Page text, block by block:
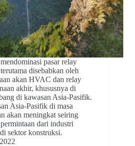
pasar relay
disebabkan oleh
akan HVAC dan relay
akhir, khususnya di
di kawasan Asia-Pasifik.
Asia-Pasifik di masa
akan meningkat seiring
dari industri
sektor konstruksi.